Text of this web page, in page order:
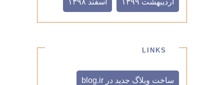
ارديبهشت ۱۳۹۹ اسفند ۱۳۹۸
LINKS
ساخت وبلاگ جدید در blog.ir